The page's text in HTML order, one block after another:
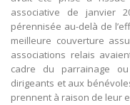
associative de janvier
pérennisée au-delà de
meilleure couverture
associations relais
cadre du parrainage
dirigeants et aux
prennent à raison de leur